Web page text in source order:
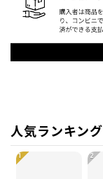
人気ランキング
1 2